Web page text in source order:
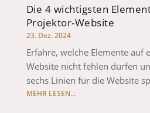
Die 4 wichtigsten
Projektor-Website
23. Dez. 2024
Erfahre, welche Elemente auf
Website nicht fehlen dürfen
sechs Linien für die Website
MEHR LESEN...